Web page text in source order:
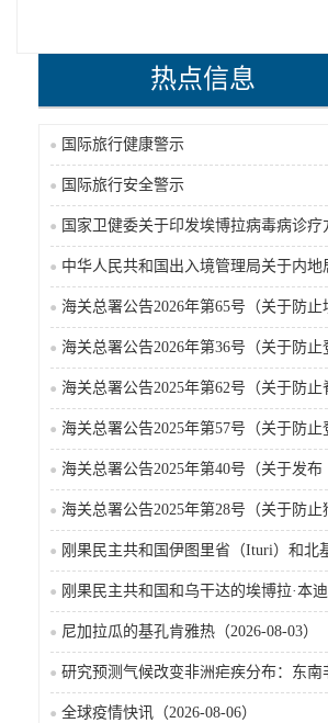
热点信息
国际旅行健康警示
国际旅行安全警示
尼加拉瓜的基孔肯雅热（2026-08-03）
全球疫情快讯（2026-08-06）